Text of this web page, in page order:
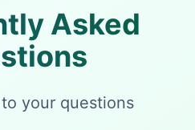
Asked
your questions